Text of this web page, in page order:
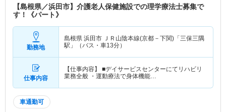
【島根県／浜田市】介護老人保健施設での理学療法士募集で
す！《パート》
勤務地
島根県 浜田市 ＪＲ山陰本線(京都－下関)「三保三隅
駅」（バス・車13分）
仕事内容
【仕事内容】 ■デイサービスセンターにてリハビリ
業務全般 ・運動療法で身体機能…
車通勤可